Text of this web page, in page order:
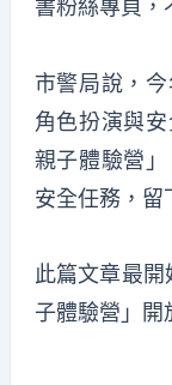
書粉絲專頁，
市警局說，
角色扮演與
親子體驗營
安全任務，留
此篇文章最開
子體驗營」